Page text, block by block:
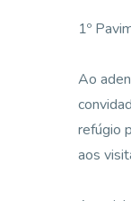
1º
Ao
refúgio
aos